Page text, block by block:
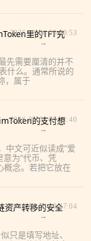
里的TFT究
2026-08-06 00:40:53
→
先需要厘清的并不
什么。通常所说的
，属于
的支付想
2026-08-06 05:11:40
→
中文可近似读成“爱
为“代币、凭
概念。若把它放在
资产转移的安全
2026-08-06 09:47:04
→
只是填写地址、